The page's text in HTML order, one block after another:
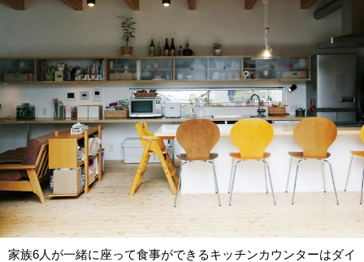
家族6人が一緒に座って食事ができるキッチンカウンターはダイ